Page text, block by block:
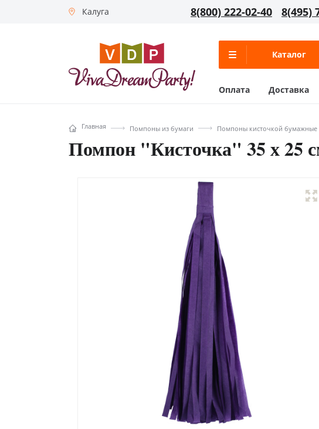
Калуга 8(800) 222-02-40 8(495)
Каталог
Оплата Доставка
Главная Помпоны из бумаги Помпоны кисточкой бумажные
Помпон "Кисточка" 35 х 25